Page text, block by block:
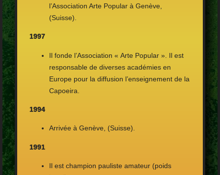
l’Association Arte Popular à Genève,
(Suisse).
1997
Il fonde l’Association « Arte Popular ». Il est
responsable de diverses académies en
Europe pour la diffusion l’enseignement de la
Capoeira.
1994
Arrivée à Genève, (Suisse).
1991
Il est champion pauliste amateur (poids